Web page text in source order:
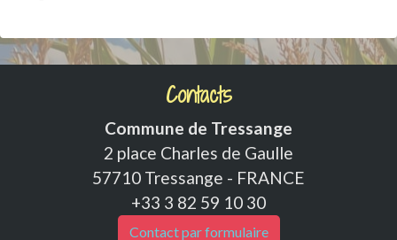
Contacts
Commune de Tressange
2 place Charles de Gaulle
57710 Tressange - FRANCE
+33 3 82 59 10 30
Contact par formulaire